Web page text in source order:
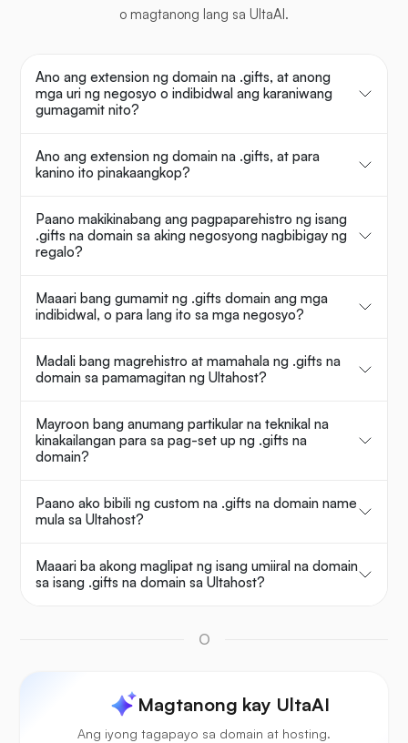
o magtanong lang sa UltaAI.
Ano ang extension ng domain na .gifts, at anong
mga uri ng negosyo o indibidwal ang karaniwang
gumagamit nito?
Ano ang extension ng domain na .gifts, at para
kanino ito pinakaangkop?
Paano makikinabang ang pagpaparehistro ng isang
.gifts na domain sa aking negosyong nagbibigay ng
regalo?
Maaari bang gumamit ng .gifts domain ang mga
indibidwal, o para lang ito sa mga negosyo?
Madali bang magrehistro at mamahala ng .gifts na
domain sa pamamagitan ng Ultahost?
Mayroon bang anumang partikular na teknikal na
kinakailangan para sa pag-set up ng .gifts na
domain?
Paano ako bibili ng custom na .gifts na domain name
mula sa Ultahost?
Maaari ba akong maglipat ng isang umiiral na domain
sa isang .gifts na domain sa Ultahost?
O
Magtanong kay UltaAI
Ang iyong tagapayo sa domain at hosting.